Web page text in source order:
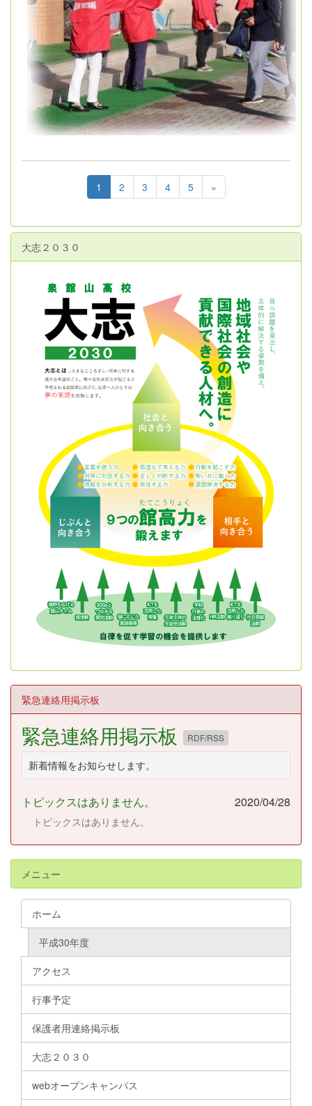
1 2 3 4 5 »
大志２０３０
緊急連絡用掲示板
緊急連絡用掲示板 RDF/RSS
新着情報をお知らせします。
トピックスはありません。 2020/04/28
トピックスはありません。
メニュー
ホーム
平成30年度
アクセス
行事予定
保護者用連絡掲示板
大志２０３０
webオープンキャンパス